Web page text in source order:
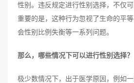
性别。违反规定进行性别选择，不仅
重要的是，这种行为忽视了生命的平
会性别比例失衡等一系列问题。
那么，哪些情况下可以进行性别选择？
极少数情况下，出于医学原因，例如